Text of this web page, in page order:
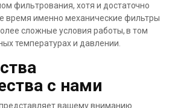
фильтрования, хотя и достаточно
время именно механические фильтры
сложные условия работы, в том
температурах и давлении.
с нами
вашему вниманию